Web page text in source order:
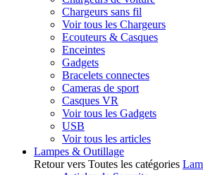
Chargeurs sans fil
Voir tous les Chargeurs
Ecouteurs & Casques
Enceintes
Gadgets
Bracelets connectes
Cameras de sport
Casques VR
Voir tous les Gadgets
USB
Voir tous les articles
Lampes & Outillage
Retour vers Toutes les catégories